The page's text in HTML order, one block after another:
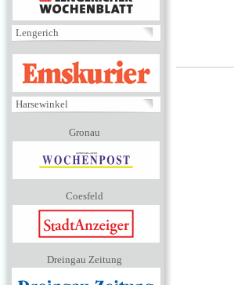
Lengerich
EMSKURIER
Harsewinkel
Gronau
Coesfeld
Dreingau Zeitung